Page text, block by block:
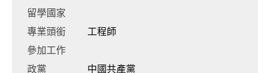
留學國家
專業頭銜
工程師
參加工作
政黨
中國共產黨